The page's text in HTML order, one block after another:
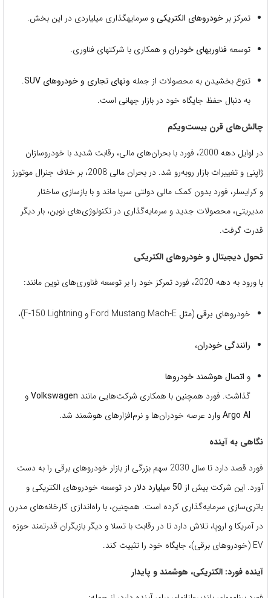
تمرکز بر خودروهای الکتریکیو سرمایهگذاری میلیاردی در این بخش.
توسعه فناوریهای خودرانو همکاری با شرکتهای فناوری.
تنوع بخشیدن به محصولات از جمله ونهای تجاری و خودروهای SUV
.
به دنبال حفظ جایگاه خود در بازار جهانی است.
چالش‌های قرن بیست‌و‌یکم
در اوایل دهه 2000، فورد با بحران‌های مالی، رقابت شدید با خودروسازان
ژاپنی و تغییرات بازار روبه‌رو شد. در بحران مالی 2008، بر خلاف جنرال موتورز
و کرایسلر، فورد بدون کمک مالی دولتی سرپا ماند و با بازسازی ساختار
مدیریتی، محصولات جدید و سرمایه‌گذاری در تکنولوژی‌های نوین، بار دیگر
قدرت گرفت.
تحول دیجیتال و خودروهای الکتریکی
با ورود به دهه 2020، فورد تمرکز خود را بر توسعه فناوری‌های نوین مانند:
خودروهای برقی(مثل Ford Mustang Mach-E و F-150 Lightning)،
رانندگی خودران،
و اتصال هوشمند خودروها
گذاشت. فورد همچنین با همکاری شرکت‌هایی مانند Volkswagenو
Argo AIوارد عرصه خودران‌ها و نرم‌افزارهای هوشمند شد.
نگاهی به آینده
فورد قصد دارد تا سال 2030 سهم بزرگی از بازار خودروهای برقی را به دست
آورد. این شرکت بیش از 50 میلیارد دلار
در توسعه خودروهای الکتریکی و
باتری‌سازی سرمایه‌گذاری کرده است. همچنین، با راه‌اندازی کارخانه‌های مدرن
در آمریکا و اروپا، تلاش دارد تا در رقابت با تسلا و دیگر بازیگران قدرتمند حوزه
EV (خودروهای برقی)، جایگاه خود را تثبیت کند.
آینده فورد: الکتریکی، هوشمند و پایدار